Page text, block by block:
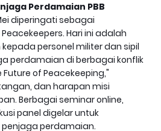
Perdamaian PBB
diperingati sebagai
Hari ini adalah
personel militer dan sipil
perdamaian di berbagai konflik
Future of Peacekeeping,"
dan harapan misi
Berbagai seminar online,
panel digelar untuk
perdamaian.